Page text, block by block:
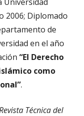
2006; Diplomado
de
en el año
“El Derecho
como
.
Técnica del